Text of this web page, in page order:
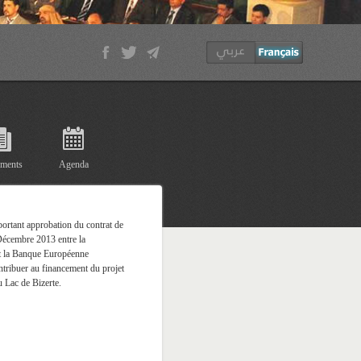
Agenda
approbation du contrat de
2013 entre la
Banque Européenne
au financement du projet
Lac de Bizerte.